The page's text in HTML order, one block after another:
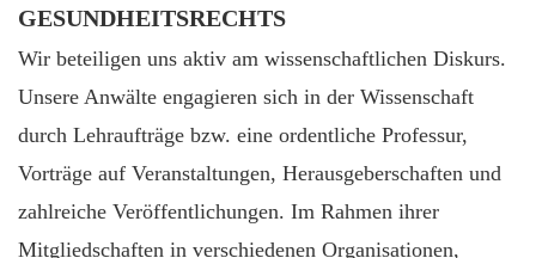
GESUNDHEITSRECHTS
Wir beteiligen uns aktiv am wissenschaftlichen Diskurs.
Unsere Anwälte engagieren sich in der Wissenschaft
durch Lehraufträge bzw. eine ordentliche Professur,
Vorträge auf Veranstaltungen, Herausgeberschaften und
zahlreiche Veröffentlichungen. Im Rahmen ihrer
Mitgliedschaften in verschiedenen Organisationen,